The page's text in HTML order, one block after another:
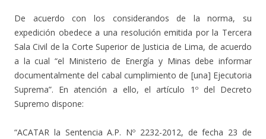
De acuerdo con los considerandos de la norma, su
expedición obedece a una resolución emitida por la Tercera
Sala Civil de la Corte Superior de Justicia de Lima, de acuerdo
a la cual “el Ministerio de Energía y Minas debe informar
documentalmente del cabal cumplimiento de [una] Ejecutoria
Suprema”. En atención a ello, el artículo 1º del Decreto
Supremo dispone:
“ACATAR la Sentencia A.P. Nº 2232-2012, de fecha 23 de